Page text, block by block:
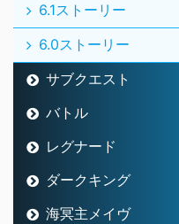
6.1ストーリー
6.0ストーリー
サブクエスト
バトル
レグナード
ダークキング
海冥主メイヴ